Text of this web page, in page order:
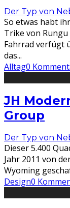
Der Typ von
So etwas habt
Trike von Rungu
Fahrrad verfügt
das...
Alltag0
JH
Group
Der Typ von
Dieser 5.400
Jahr 2011 von
Wyoming
Design0